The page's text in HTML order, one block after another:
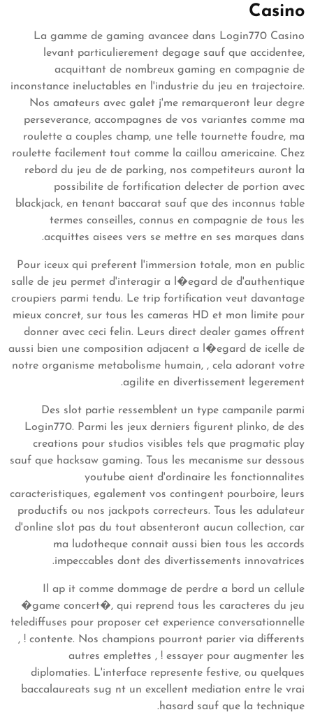
Casino
La gamme de gaming avancee dans Login770 Casino
levant particulierement degage sauf que accidentee,
acquittant de nombreux gaming en compagnie de
inconstance ineluctables en l'industrie du jeu en trajectoire.
Nos amateurs avec galet j'me remarqueront leur degre
perseverance, accompagnes de vos variantes comme ma
roulette a couples champ, une telle tournette foudre, ma
roulette facilement tout comme la caillou americaine. Chez
rebord du jeu de de parking, nos competiteurs auront la
possibilite de fortification delecter de portion avec
blackjack, en tenant baccarat sauf que des inconnus table
termes conseilles, connus en compagnie de tous les
acquittes aisees vers se mettre en ses marques dans.
Pour iceux qui preferent l'immersion totale, mon en public
salle de jeu permet d'interagir a l�egard de d'authentique
croupiers parmi tendu. Le trip fortification veut davantage
mieux concret, sur tous les cameras HD et mon limite pour
donner avec ceci felin. Leurs direct dealer games offrent
aussi bien une composition adjacent a l�egard de icelle de
notre organisme metabolisme humain, , cela adorant votre
agilite en divertissement legerement.
Des slot partie ressemblent un type campanile parmi
Login770. Parmi les jeux derniers figurent plinko, de des
creations pour studios visibles tels que pragmatic play
sauf que hacksaw gaming. Tous les mecanisme sur dessous
youtube aient d'ordinaire les fonctionnalites
caracteristiques, egalement vos contingent pourboire, leurs
productifs ou nos jackpots correcteurs. Tous les adulateur
d'online slot pas du tout absenteront aucun collection, car
ma ludotheque connait aussi bien tous les accords
impeccables dont des divertissements innovatrices.
Il ap it comme dommage de perdre a bord un cellule
�game concert�, qui reprend tous les caracteres du jeu
telediffuses pour proposer cet experience conversationnelle
, ! contente. Nos champions pourront parier via differents
autres emplettes , ! essayer pour augmenter les
diplomaties. L'interface represente festive, ou quelques
baccalaureats sug nt un excellent mediation entre le vrai
hasard sauf que la technique.